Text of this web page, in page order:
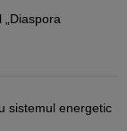
sistemul energetic